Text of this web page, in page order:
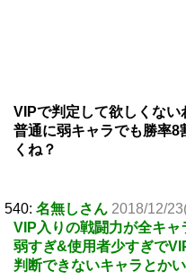
VIPで判定して欲しくない
普通に弱キャラでも勝率8
くね？
540: 名無しさん 2018/12/
VIP入りの戦闘力が全キ
弱すぎ&使用者少すぎで
判断できないキャラとか